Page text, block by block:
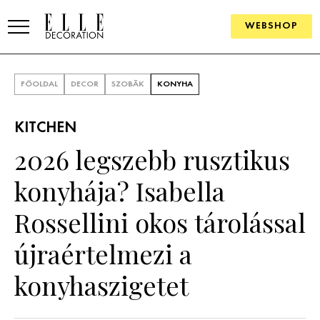
WEBSHOP
SZOBÁK
Konyha
Fürdőszoba
Nappali
Hálószoba
ÖTLETEK
Szállodák és vendégházak
FŐOLDAL DECOR SZOBÁK KONYHA
KITCHEN
2026 legszebb rusztikus
konyhája? Isabella
Rossellini okos tárolással
újraértelmezi a
konyhaszigetet